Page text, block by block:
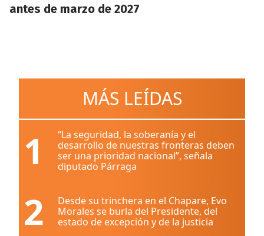
antes de marzo de 2027
MÁS LEÍDAS
1
“La seguridad, la soberanía y el
desarrollo de nuestras fronteras deben
ser una prioridad nacional”, señala
diputado Párraga
2
Desde su trinchera en el Chapare, Evo
Morales se burla del Presidente, del
estado de excepción y de la justicia